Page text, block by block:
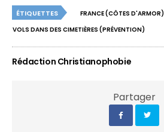
ÉTIQUETTES
FRANCE (CÔTES D'ARMOR)
VOLS DANS DES CIMETIÈRES (PRÉVENTION)
Rédaction Christianophobie
Partager